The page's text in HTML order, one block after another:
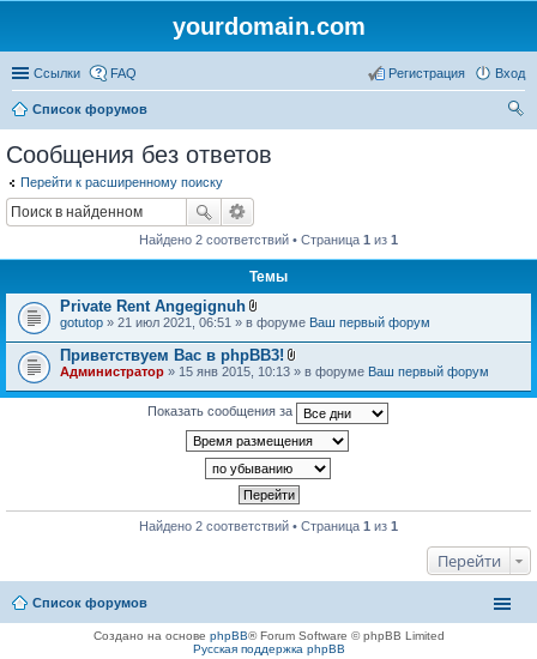
yourdomain.com
Ссылки FAQ Вход
Регистрация
Список форумов
Сообщения без ответов
Перейти к расширенному поиску
Найдено 2 соответствий • Страница 1 из 1
Темы
Private Rent Angegignuh
В
л
о
ж
е
н
я
gotutop » 21 июл 2021, 06:51 » в форуме Ваш первый форум
Приветствуем Вас в phpBB3!
В
о
ж
е
н
и
Администратор » 15 янв 2015, 10:13 » в форуме Ваш первый форум
Показать сообщения за
Найдено 2 соответствий • Страница 1 из 1
Перейти
Список форумов
Создано на основе phpBB® Forum Software © phpBB Limited
Русская поддержка phpBB